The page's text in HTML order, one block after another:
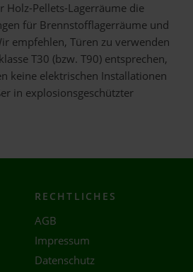
Holz-Pellets-Lagerräume die
für Brennstofflagerräume und
empfehlen, Türen zu verwenden
T30 (bzw. T90) entsprechen,
keine elektrischen Installationen
in explosionsgeschützter
RECHTLICHES
AGB
Impressum
Datenschutz